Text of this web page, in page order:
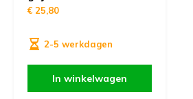
€ 25,80
2-5 werkdagen
In winkelwagen